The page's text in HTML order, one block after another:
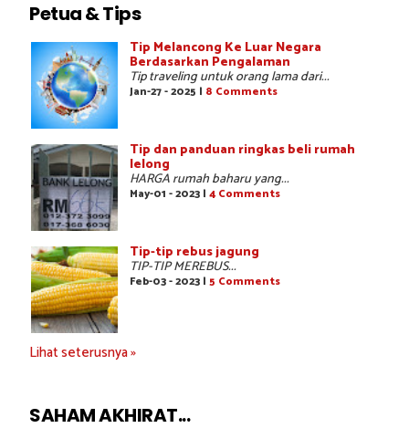
Petua & Tips
Tip Melancong Ke Luar Negara
Berdasarkan Pengalaman
Tip traveling untuk orang lama dari...
Jan-27 - 2025 | 8 Comments
Tip dan panduan ringkas beli rumah
lelong
HARGA rumah baharu yang...
May-01 - 2023 | 4 Comments
Tip-tip rebus jagung
TIP-TIP MEREBUS...
Feb-03 - 2023 | 5 Comments
Lihat seterusnya »
SAHAM AKHIRAT...